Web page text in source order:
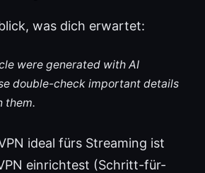
was dich erwartet:
were generated with AI
double-check important details
them.
ideal fürs Streaming ist
einrichtest (Schritt-für-